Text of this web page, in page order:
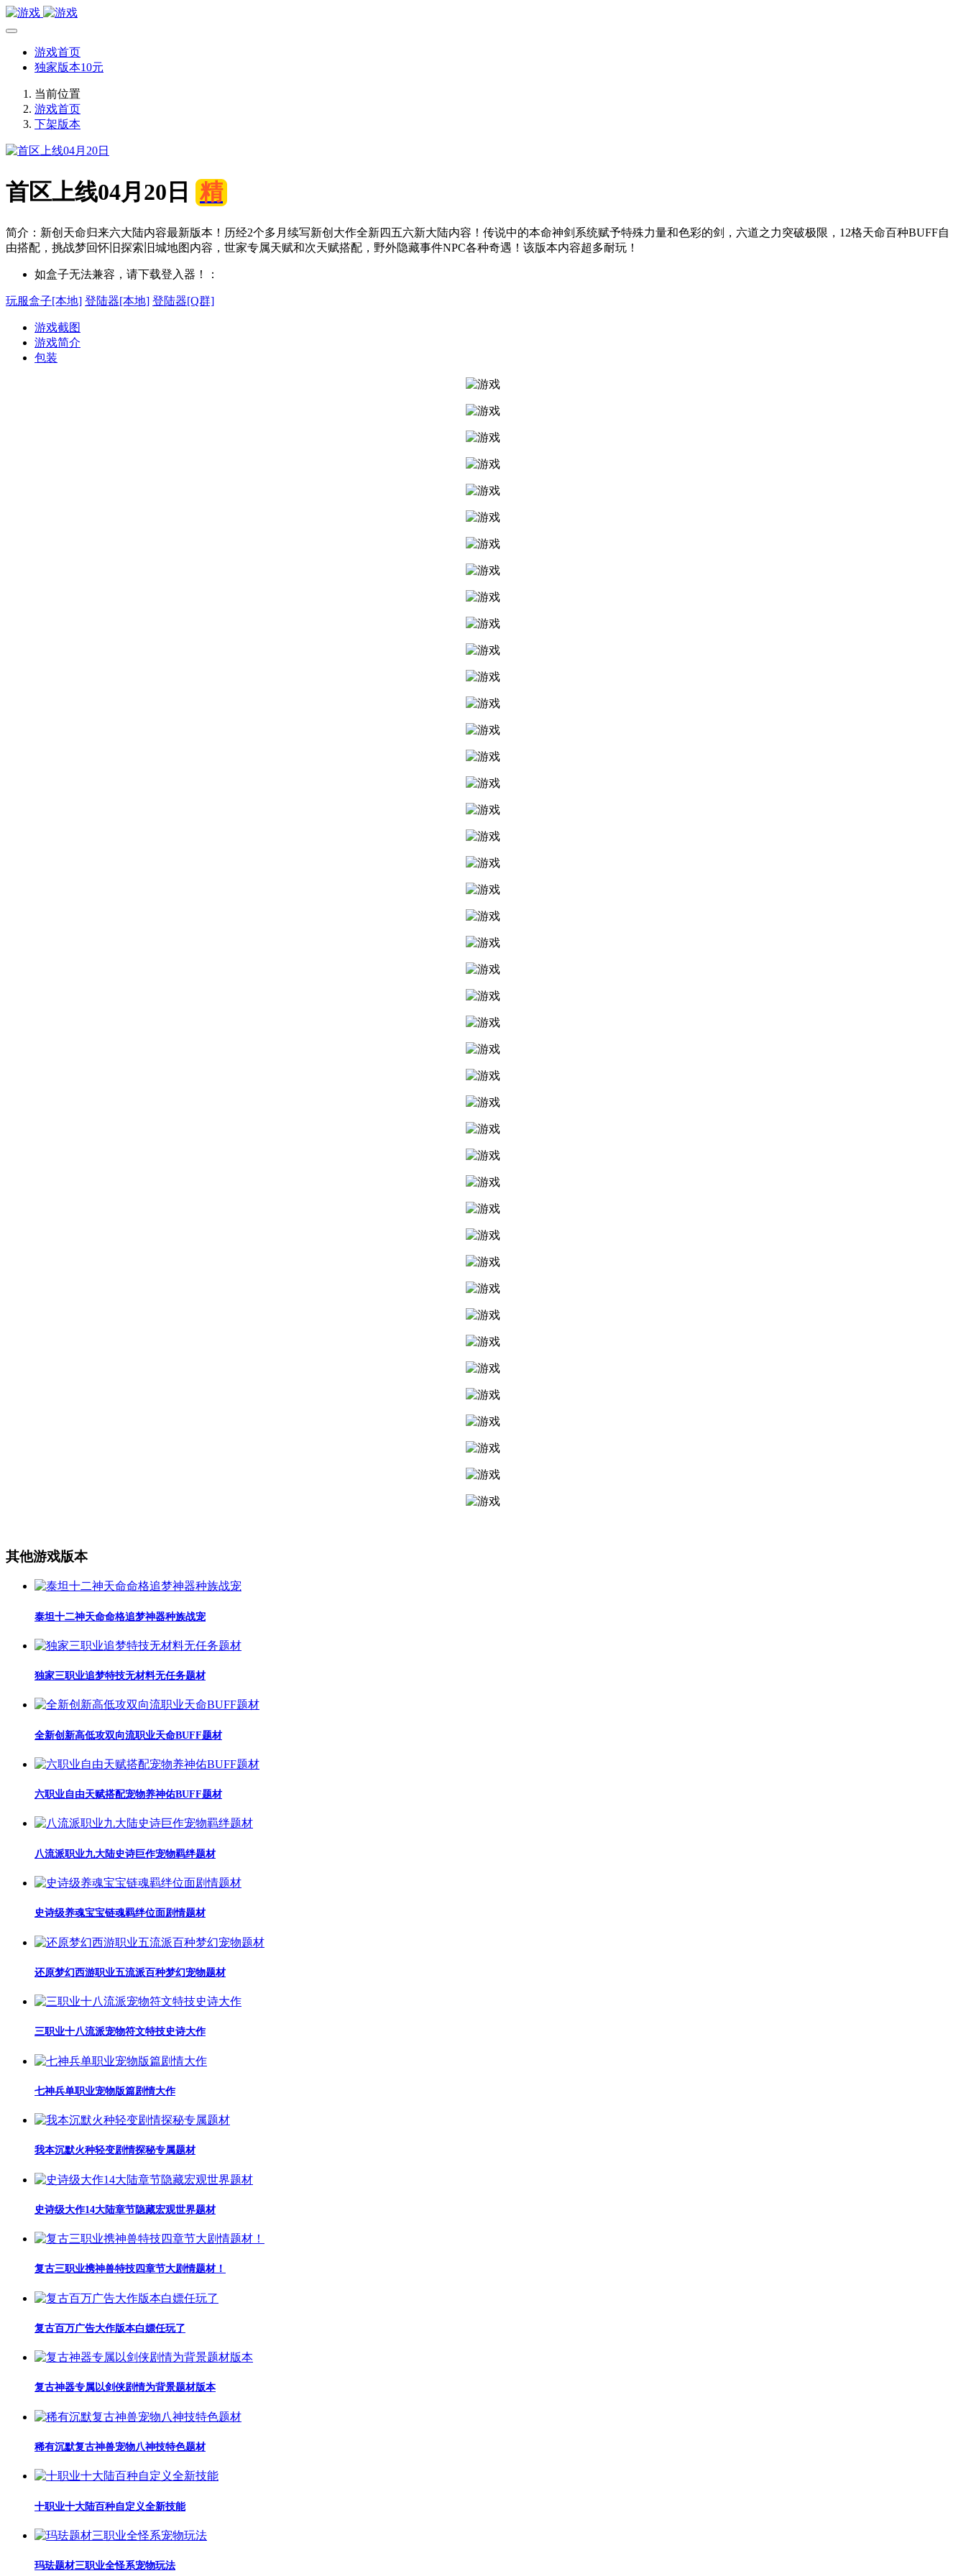
游戏首页
独家版本10元
当前位置
游戏首页
下架版本
首区上线04月20日 精
简介：新创天命归来六大陆内容最新版本！历经2个多月续写新创大作全新四五六新大陆内容！传说中的本命神剑系统赋予特殊力量和色彩的剑，六道之力突破极限，12格天命百种BUFF自
由搭配，挑战梦回怀旧探索旧城地图内容，世家专属天赋和次天赋搭配，野外隐藏事件NPC各种奇遇！该版本内容超多耐玩！
如盒子无法兼容，请下载登入器！：
玩服盒子[本地] 登陆器[本地] 登陆器[Q群]
游戏截图
游戏简介
包装
其他游戏版本
泰坦十二神天命命格追梦神器种族战宠
独家三职业追梦特技无材料无任务题材
全新创新高低攻双向流职业天命BUFF题材
六职业自由天赋搭配宠物养神佑BUFF题材
八流派职业九大陆史诗巨作宠物羁绊题材
史诗级养魂宝宝链魂羁绊位面剧情题材
还原梦幻西游职业五流派百种梦幻宠物题材
三职业十八流派宠物符文特技史诗大作
七神兵单职业宠物版篇剧情大作
我本沉默火种轻变剧情探秘专属题材
史诗级大作14大陆章节隐藏宏观世界题材
复古三职业携神兽特技四章节大剧情题材！
复古百万广告大作版本白嫖任玩了
复古神器专属以剑侠剧情为背景题材版本
稀有沉默复古神兽宠物八神技特色题材
十职业十大陆百种自定义全新技能
玛珐题材三职业全怪系宠物玩法